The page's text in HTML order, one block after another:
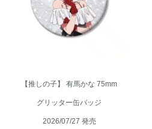
【推しの子】 有馬かな 75mm
グリッター缶バッジ
2026/07/27 発売